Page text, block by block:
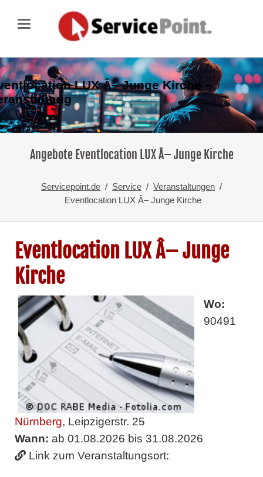
LUX Â– Junge Kirche –
Angebote Eventlocation LUX Â– Junge Kirche
Servicepoint.de Service
Veranstaltungen
Eventlocation LUX Â– Junge Kirche
Eventlocation LUX Â– Junge
Kirche
Wo:
90491
Nürnberg, Leipzigerstr. 25
Wann: ab 01.08.2026 bis 31.08.2026
Link zum Veranstaltungsort: